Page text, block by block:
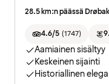
28.5 km:n päässä
4.6/5 (1747)
Aamiainen sisältyy
Keskeinen sijainti
Historiallinen